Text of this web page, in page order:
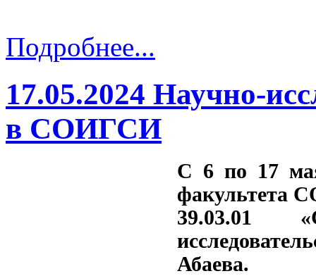
Подробнее...
17.05.2024 Научно-
в СОИГСИ
С 6 по 17 мая
факультета
39.03.01
Абаева.